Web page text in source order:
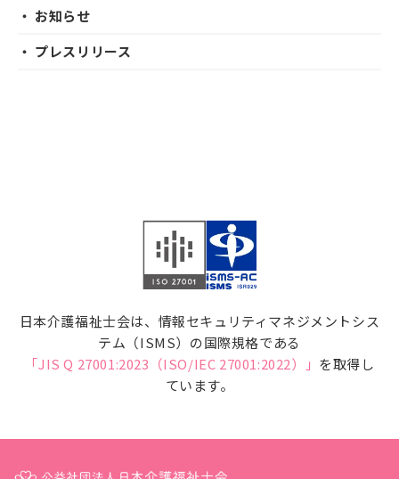
・ お知らせ
・ プレスリリース
日本介護福祉士会は、情報セキュリティマネジメントシス
テム（ISMS）の国際規格である
「JIS Q 27001:2023（ISO/IEC 27001:2022）」 を取得し
ています。